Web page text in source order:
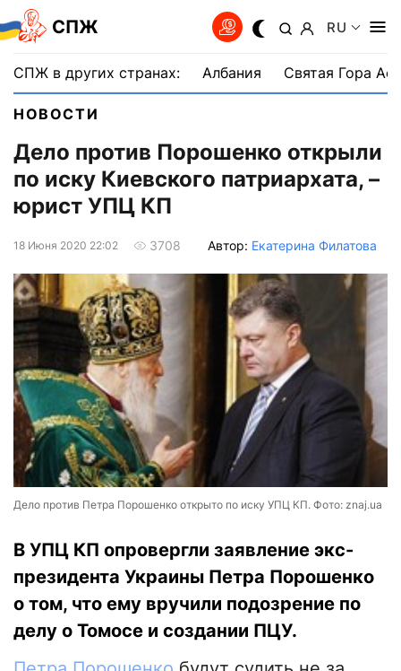
СПЖ RU
СПЖ в других странах: Албания Святая Гора
НОВОСТИ
Дело против Порошенко открыли
по иску Киевского патриархата, –
юрист УПЦ КП
18 Июня 2020 22:02 3708 Автор: Екатерина Филатова
Дело против Петра Порошенко открыто по иску УПЦ КП. Фото: znaj.ua
В УПЦ КП опровергли заявление экс-
президента Украины Петра Порошенко
о том, что ему вручили подозрение по
делу о Томосе и создании ПЦУ.